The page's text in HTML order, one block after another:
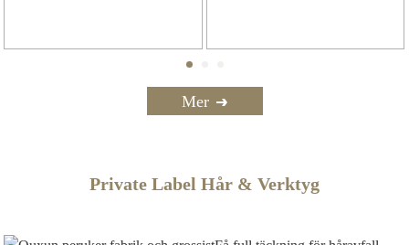
Mer
Private Label Hår & Verktyg